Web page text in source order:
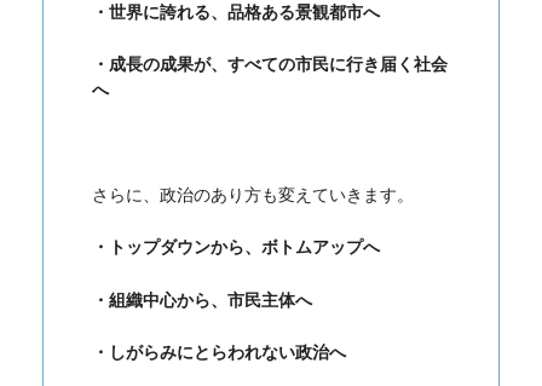
・世界に誇れる、品格ある景観都市へ
・成長の成果が、すべての市民に行き届く社会
へ
さらに、政治のあり方も変えていきます。
・トップダウンから、ボトムアップへ
・組織中心から、市民主体へ
・しがらみにとらわれない政治へ